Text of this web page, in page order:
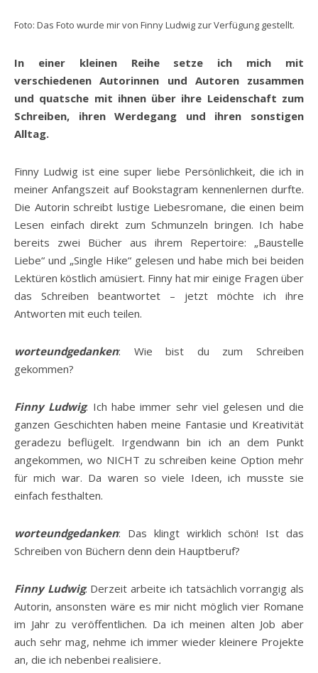
Foto: Das Foto wurde mir von Finny Ludwig zur Verfügung gestellt.
In einer kleinen Reihe
setze ich mich mit
verschiedenen Autorinnen und Autoren zusammen
und quatsche mit ihnen über ihre Leidenschaft zum
Schreiben, ihren Werdegang und ihren sonstigen
Alltag.
Finny Ludwig ist eine super liebe Persönlichkeit, die ich in
meiner Anfangszeit auf Bookstagram kennenlernen durfte.
Die Autorin schreibt lustige Liebesromane, die einen beim
Lesen einfach direkt zum Schmunzeln bringen. Ich habe
bereits zwei Bücher aus ihrem Repertoire: „Baustelle
Liebe“ und „Single Hike“ gelesen und habe mich bei beiden
Lektüren köstlich amüsiert. Finny hat mir einige Fragen über
das Schreiben beantwortet – jetzt möchte ich ihre
Antworten mit euch teilen.
worteundgedanken: Wie bist du zum Schreiben
gekommen?
Finny Ludwig: Ich habe immer sehr viel gelesen und die
ganzen Geschichten haben meine Fantasie und Kreativität
geradezu beflügelt. Irgendwann bin ich an dem Punkt
angekommen, wo NICHT zu schreiben keine Option mehr
für mich war. Da waren so viele Ideen, ich musste sie
einfach festhalten.
worteundgedanken: Das klingt wirklich schön! Ist das
Schreiben von Büchern denn dein Hauptberuf?
Finny Ludwig: Derzeit arbeite ich tatsächlich vorrangig als
Autorin, ansonsten wäre es mir nicht möglich vier Romane
im Jahr zu veröffentlichen. Da ich meinen alten Job aber
auch sehr mag, nehme ich immer wieder kleinere Projekte
an, die ich nebenbei realisiere.